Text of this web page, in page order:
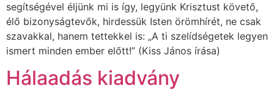
segítségével éljünk mi is így, legyünk Krisztust követő,
élő bizonyságtevők, hirdessük Isten örömhírét, ne csak
szavakkal, hanem tettekkel is: „A ti szelídségetek legyen
ismert minden ember előtt!” (Kiss János írása)
Hálaadás kiadvány